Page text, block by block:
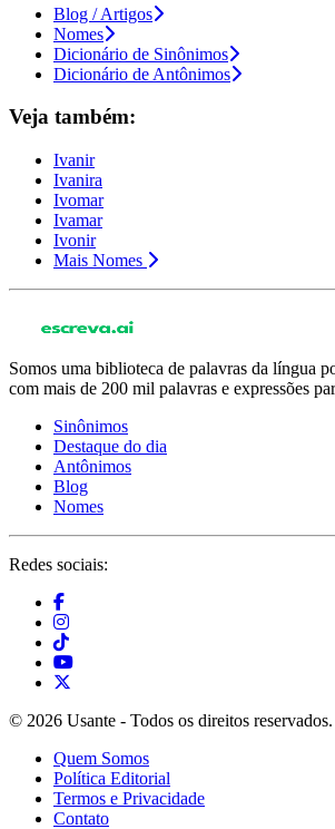
Blog / Artigos
Nomes
Dicionário de Sinônimos
Dicionário de Antônimos
Veja também:
Ivanir
Ivanira
Ivomar
Ivamar
Ivonir
Mais Nomes
Somos uma biblioteca de palavras da língua
com mais de 200 mil palavras e expressões
Sinônimos
Destaque do dia
Antônimos
Blog
Nomes
Redes sociais:
© 2026 Usante - Todos os direitos reservados.
Quem Somos
Política Editorial
Termos e Privacidade
Contato